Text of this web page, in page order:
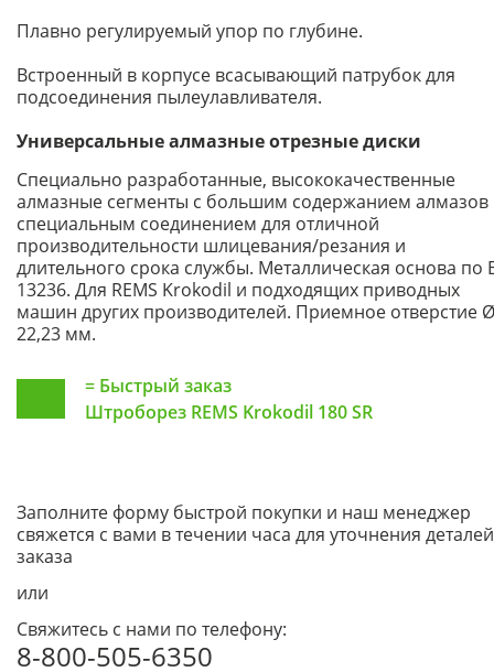
Плавно регулируемый упор по глубине.
Встроенный в корпусе всасывающий патрубок для
подсоединения пылеулавливателя.
Универсальные алмазные отрезные диски
Специально разработанные, высококачественные
алмазные сегменты с большим содержанием алмазов
специальным соединением для отличной
производительности шлицевания/резания и
длительного срока службы. Металлическая основа по
13236. Для REMS Krokodil и подходящих приводных
машин других производителей. Приемное отверстие Ø
22,23 мм.
= Быстрый заказ
Штроборез REMS Krokodil 180 SR
Заполните форму быстрой покупки и наш менеджер
свяжется с вами в течении часа для уточнения деталей
заказа
или
Свяжитесь с нами по телефону:
8-800-505-6350